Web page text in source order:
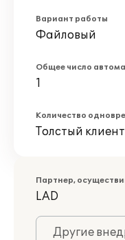
Вариант работы
Файловый
Общее число
1
Количество
Толстый
Партнер,
LAD
Другие